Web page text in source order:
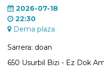
2026-07-18
22:30
Dema plaza
Sarrera: doan
650 Usurbil Bizi - Ez Dok